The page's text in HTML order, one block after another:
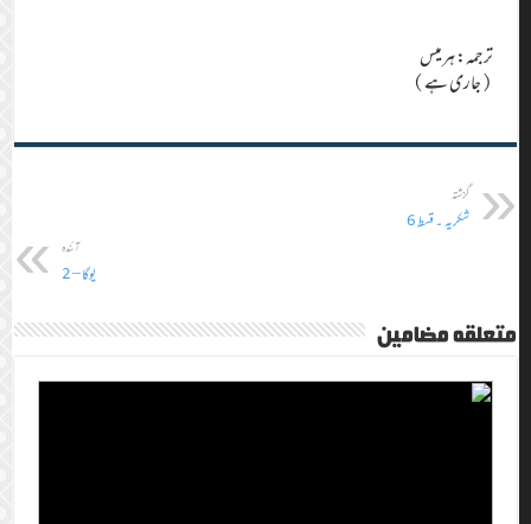
ترجمہ: ہرمیس
(جاری ہے)
گزشتہ
شکریہ ۔ قسط 6
آئندہ
یوگا – 2
متعلقہ مضامین